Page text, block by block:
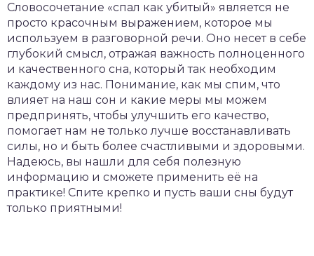
Словосочетание «спал как убитый» является не
просто красочным выражением, которое мы
используем в разговорной речи. Оно несет в себе
глубокий смысл, отражая важность полноценного
и качественного сна, который так необходим
каждому из нас. Понимание, как мы спим, что
влияет на наш сон и какие меры мы можем
предпринять, чтобы улучшить его качество,
помогает нам не только лучше восстанавливать
силы, но и быть более счастливыми и здоровыми.
Надеюсь, вы нашли для себя полезную
информацию и сможете применить её на
практике! Спите крепко и пусть ваши сны будут
только приятными!